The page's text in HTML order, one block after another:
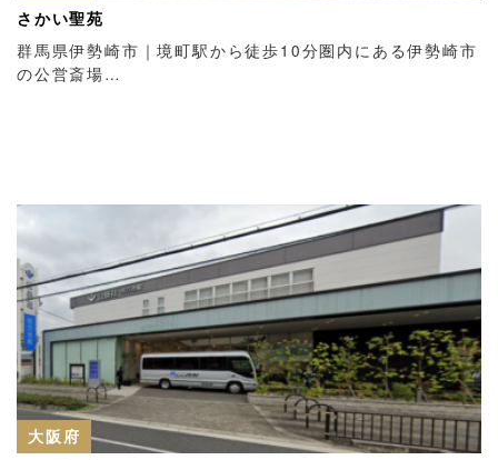
さかい聖苑
群馬県伊勢崎市｜境町駅から徒歩10分圏内にある伊勢崎市
の公営斎場…
大阪府